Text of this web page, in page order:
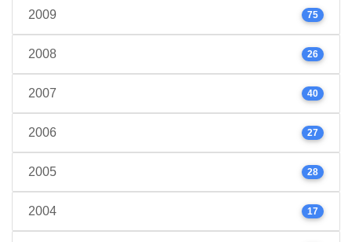
2009 75
2008 26
2007 40
2006 27
2005 28
2004 17